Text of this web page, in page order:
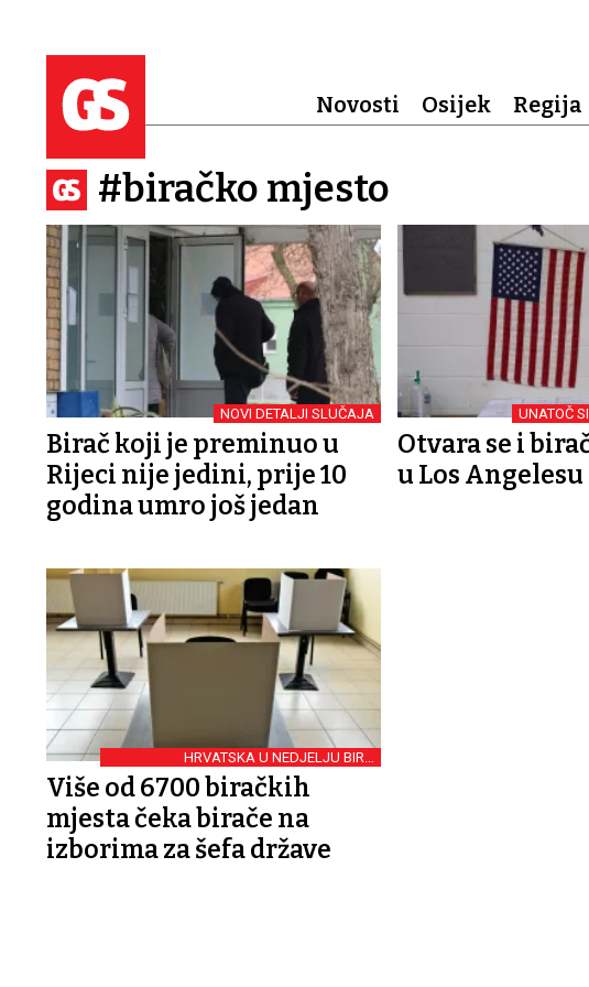
Novosti Osijek Regija
#biračko mjesto
NOVI DETALJI SLUČAJA
Birač koji je preminuo u
Rijeci nije jedini, prije 10
godina umro još jedan
UNATOČ
Otvara se i
u Los Angelesu
HRVATSKA U NEDJELJU BIRA
PREDSJEDNIKA REPUBLIKE
Više od 6700 biračkih
mjesta čeka birače na
izborima za šefa države